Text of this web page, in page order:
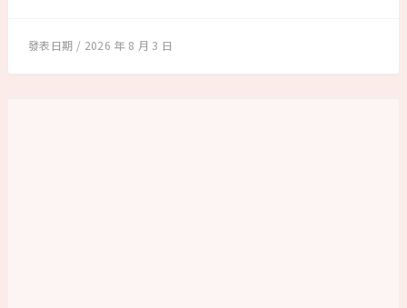
2026 年 8 月 3 日